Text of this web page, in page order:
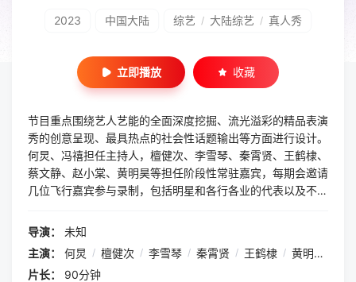
2023 中国大陆 综艺 / 大陆综艺 / 真人秀
立即播放 收藏
节目重点围绕艺人艺能的全面深度挖掘、流光溢彩的精品表演
秀的创意呈现、最具热点的社会性话题输出等方面进行设计。
何炅、冯禧担任主持人，檀健次、李雪琴、秦霄贤、王鹤棣、
蔡文静、赵小棠、黄明昊等担任阶段性常驻嘉宾，每期会邀请
几位飞行嘉宾参与录制，包括明星和各行各业的代表以及不同
面展现嘉宾的专业素养，重新定义了以艺服人、以能动人的综
导演：
未知
主演：
何炅 / 檀健次 / 李雪琴 / 秦霄贤 / 王鹤棣 / 黄明昊
片长：
90分钟